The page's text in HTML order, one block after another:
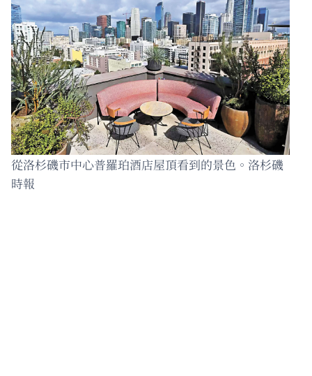
從洛杉磯市中心普羅珀酒店屋頂看到的景色。洛杉磯
時報